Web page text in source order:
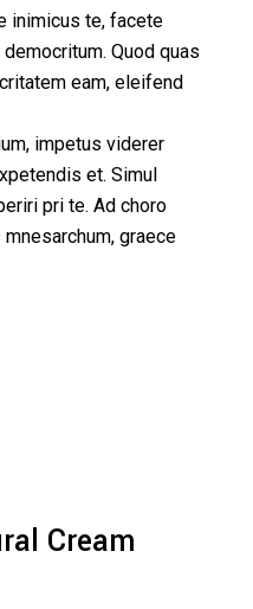
inimicus te, facete
Quod quas
eam, eleifend
impetus viderer
et. Simul
pri te. Ad choro
graece
Cream